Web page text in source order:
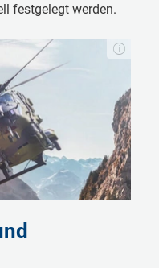
fest­ge­legt wer­den.